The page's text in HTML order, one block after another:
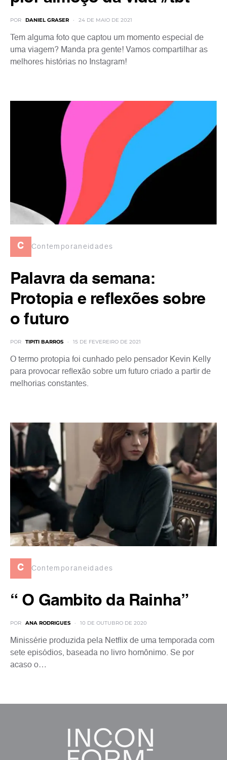
POR DANIEL GRASER 24 DE MAIO DE 2021
Tem alguma foto que captou um momento especial de
uma viagem? Manda pra gente! Vamos compartilhar as
melhores histórias no Instagram!
c Contemporaneidades
Palavra da semana:
Protopia e reflexões sobre
o futuro
POR TIPITI BARROS 15 DE FEVEREIRO DE 2021
O termo protopia foi cunhado pelo pensador Kevin Kelly
para provocar reflexão sobre um futuro criado a partir de
melhorias constantes.
c Contemporaneidades
“ O Gambito da Rainha”
POR ANA RODRIGUES 10 DE OUTUBRO DE 2020
Minissérie produzida pela Netflix de uma temporada com
sete episódios, baseada no livro homônimo. Se por
acaso o…